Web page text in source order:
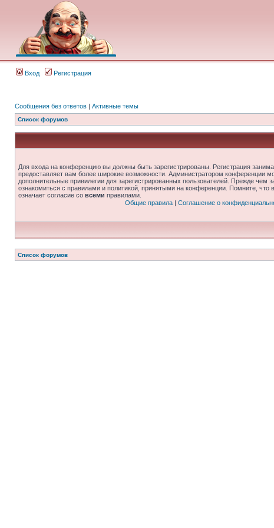
Вход Регистрация
Сообщения без ответов | Активные темы
Список форумов
Для входа на конференцию вы должны быть зарегистрированы. Регистрация
предоставляет вам более широкие возможности. Администратором конференции
дополнительные привилегии для зарегистрированных пользователей. Прежде чем
ознакомиться с правилами и политикой, принятыми на конференции. Помните, что
означает согласие со всеми правилами.
Общие правила| Соглашение о
Список форумов